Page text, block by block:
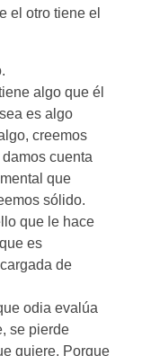
el otro tiene el
algo que él
es algo
creemos
cuenta
que
sólido.
que le hace
es
de
odia evalúa
se pierde
quiere. Porque